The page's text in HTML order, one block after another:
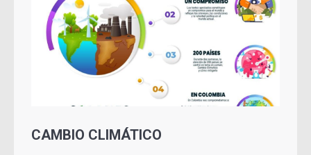
CAMBIO CLIMÁTICO